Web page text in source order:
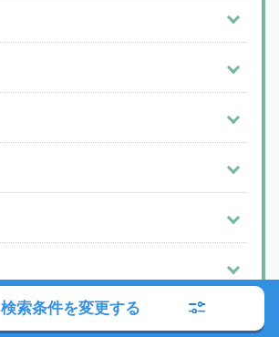
検索条件を変更する